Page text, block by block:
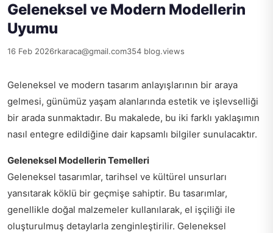
Geleneksel ve Modern Modellerin
Uyumu
16 Feb 2026rkaraca@gmail.com354 blog.views
Geleneksel ve modern tasarım anlayışlarının bir araya
gelmesi, günümüz yaşam alanlarında estetik ve işlevselliği
bir arada sunmaktadır. Bu makalede, bu iki farklı yaklaşımın
nasıl entegre edildiğine dair kapsamlı bilgiler sunulacaktır.
Geleneksel Modellerin Temelleri
Geleneksel tasarımlar, tarihsel ve kültürel unsurları
yansıtarak köklü bir geçmişe sahiptir. Bu tasarımlar,
genellikle doğal malzemeler kullanılarak, el işçiliği ile
oluşturulmuş detaylarla zenginleştirilir. Geleneksel